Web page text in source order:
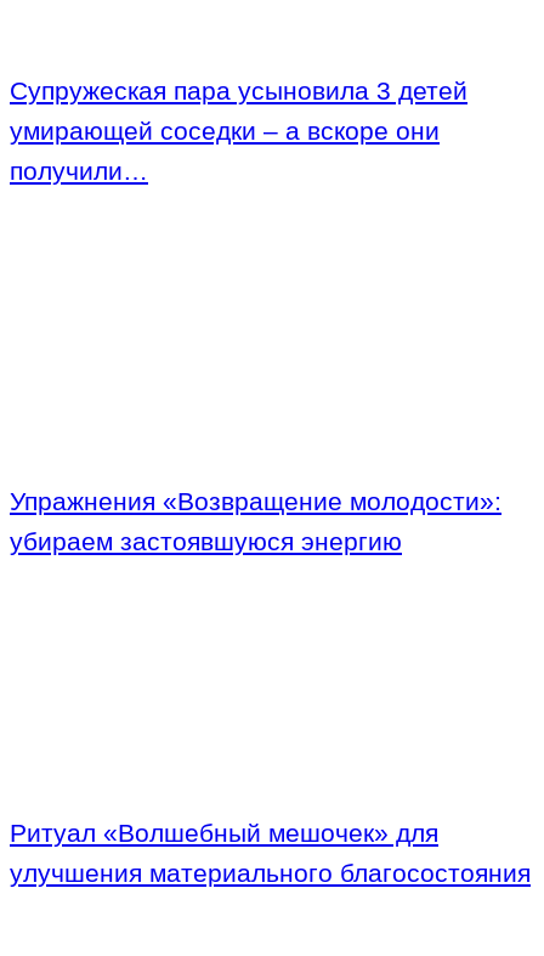
Супружеская пара усыновила 3 детей
умирающей соседки – а вскоре они
получили…
Упражнения «Возвращение молодости»:
убираем застоявшуюся энергию
Ритуал «Волшебный мешочек» для
улучшения материального благосостояния